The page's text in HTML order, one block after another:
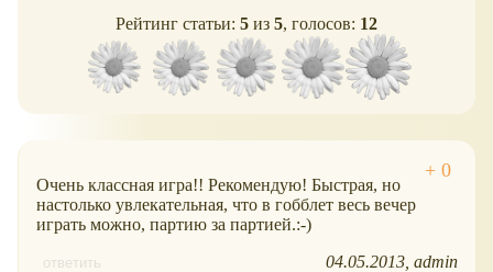
Рейтинг статьи: 5 из 5, голосов: 12
Очень классная игра!! Рекомендую! Быстрая, но
настолько увлекательная, что в гобблет весь вечер
играть можно, партию за партией.:-)
ответить 04.05.2013 admin